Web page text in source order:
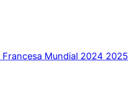
Francesa Mundial 2024 2025